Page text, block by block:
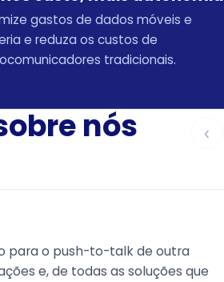
gastos de dados móveis e
e reduza os custos de
tradicionais.
nós ‹
para o push-to-talk de outra
e, de todas as soluções que